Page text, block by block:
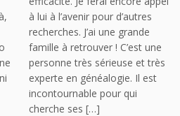
à lui à l’avenir pour d’autres
recherches. J’ai une grande
famille à retrouver ! C’est une
personne très sérieuse et très
experte en généalogie. Il est
incontournable pour qui
cherche ses […]